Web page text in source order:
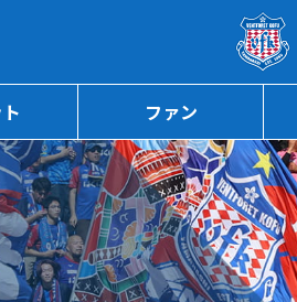
ページの本
ファン